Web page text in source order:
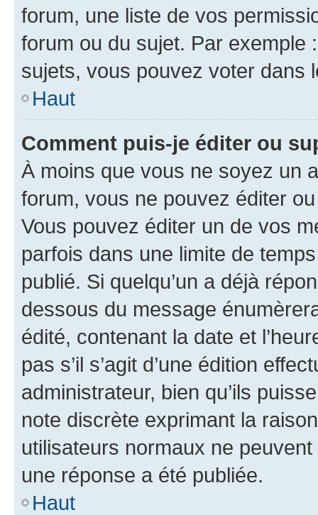
forum, une liste de vos
forum ou du sujet. Par exemple
sujets, vous pouvez voter dans
Haut
Comment puis-je éditer ou
À moins que vous ne soyez un
forum, vous ne pouvez éditer
Vous pouvez éditer un de vos
parfois dans une limite de
publié. Si quelqu’un a déjà
dessous du message
édité, contenant la date et
pas s’il s’agit d’une édition
administrateur, bien qu’ils
note discrète exprimant la
utilisateurs normaux ne
une réponse a été publiée.
Haut